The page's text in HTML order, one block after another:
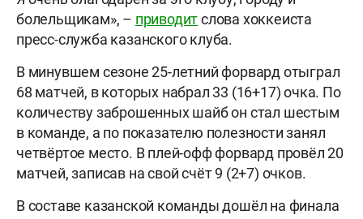
болельщикам», – приводитслова хоккеиста
пресс-служба казанского клуба.
В минувшем сезоне 25-летний форвард отыграл
68 матчей, в которых набрал 33 (16+17) очка. По
количеству заброшенных шайб он стал шестым
в команде, а по показателю полезности занял
четвёртое место. В плей-офф форвард провёл 20
матчей, записав на свой счёт 9 (2+7) очков.
В составе казанской команды дошёл на финала